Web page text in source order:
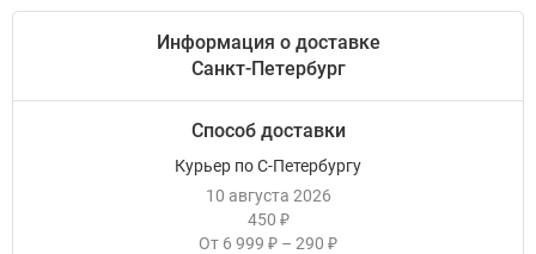
Информация о доставке
Санкт-Петербург
Способ доставки
Курьер по С-Петербургу
10 августа 2026
450 ₽
От 6 999 ₽ – 290 ₽